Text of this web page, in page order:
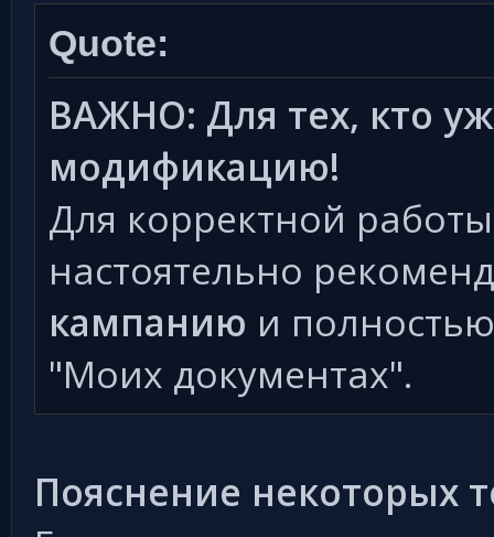
Quote:
ВАЖНО: Для тех, кто
модификацию!
Для корректной
настоятельно
кампанию и
"Моих документах".
Пояснение некоторых